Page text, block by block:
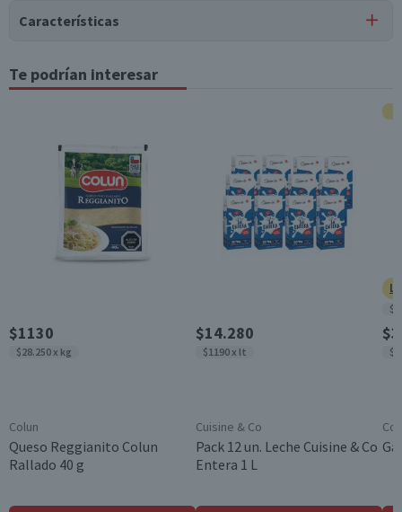
Características
Tipo de Producto
Atún
Contenido
Drenado: 91 g | Neto: 140 g
Te podrían interesar
$1130
$28.250 x kg
Colun
Queso Reggianito Colun
Rallado 40 g
$14.280
$1190 x lt
Cuisine & Co
Pack 12 un. Leche Cuisine & Co
Entera 1 L